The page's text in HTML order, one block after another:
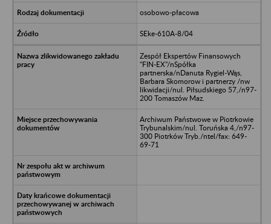
osobowo-płacowa
SEke-610A-8/04
Zespół Ekspertów Finansowych
"FIN-EX"/nSpółka
partnerska/nDanuta Rygiel-Wąs,
Barbara Skomorow i partnerzy /nw
likwidacji/nul. Piłsudskiego 57,/n97-
200 Tomaszów Maz.
Archiwum Państwowe w Piotrkowie
Trybunalskim/nul. Toruńska 4,/n97-
300 Piotrków Tryb./ntel/fax: 649-
69-71